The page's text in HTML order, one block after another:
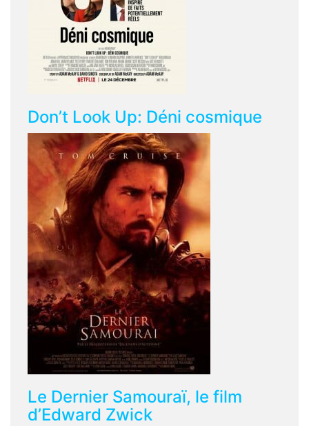
Don’t Look Up: Déni cosmique
Le Dernier Samouraï, le film
d’Edward Zwick